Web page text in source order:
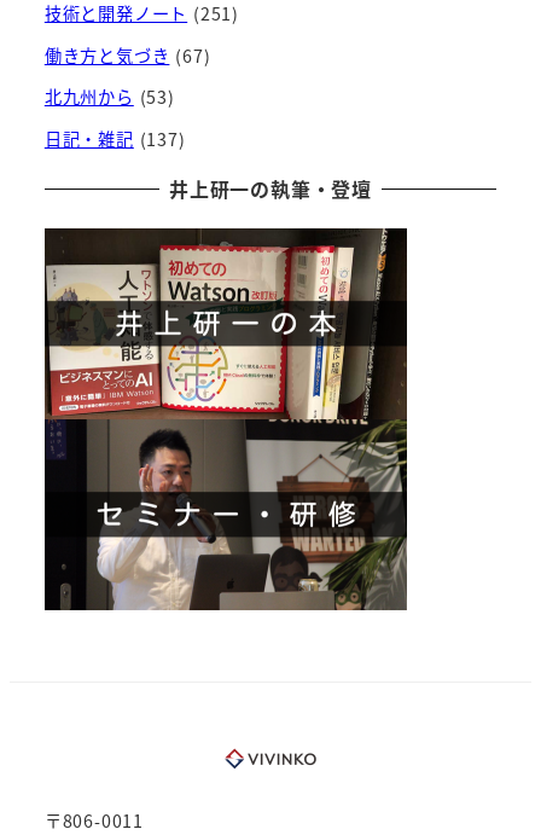
技術と開発ノート (251)
働き方と気づき (67)
北九州から (53)
日記・雑記 (137)
井上研一の執筆・登壇
〒806-0011